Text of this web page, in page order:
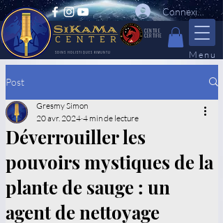
Connexion
Menu
CENTRE
CERTIFIE
SOINS HOLISTIQUES KIMUNTU
Post
Déverrouiller les
pouvoirs mystiques de la
plante de sauge : un
agent de nettoyage
Gresmy Simon
20 avr. 2024 4 min de lecture